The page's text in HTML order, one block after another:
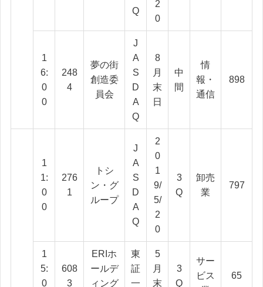
Q
2
0
1
6:
0
0
248
4
夢の街
創造委
員会
J
A
S
D
A
Q
8
月
末
日
中
間
情
報・
通信
898
1
1:
0
0
276
1
トシ
ン・グ
ループ
J
A
S
D
A
Q
2
0
1
9/
5/
2
0
3
Q
卸売
業
797
1
5:
0
608
3
ERIホ
ールデ
ィング
東
証
一
5
月
末
3
Q
サー
ビス
65